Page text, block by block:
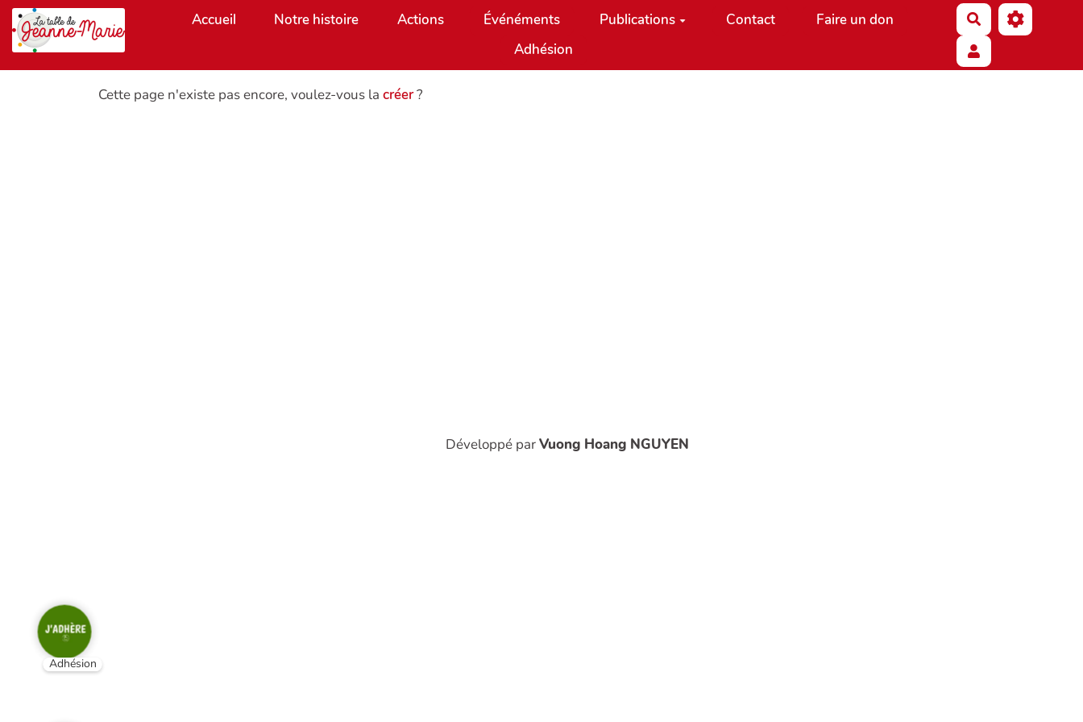
Aller au contenu principal Accueil Notre histoire Actions Événéments Publications Contact
Faire un don
Adhésion
Rechercher
Cette page n'existe pas encore, voulez-vous la créer?
Développé parVuong Hoang NGUYEN
Adhésion